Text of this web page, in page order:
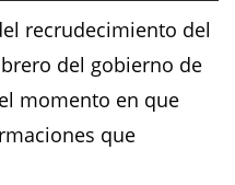
recrudecimiento del
del gobierno de
momento en que
que